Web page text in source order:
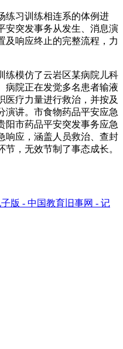
习训练相连系的体例进
安突发事务从发生、消息演
及响应终止的完整流程，力
模仿了云岩区某病院儿科
病院正在发觉多名患者输液
医疗力量进行救治，并按及
演讲。市食物药品平安应急
阳市药品平安突发事务应急
响应，涵盖人员救治、查封
，无效节制了事态成长。
子版 - 中国教育旧事网 - 记